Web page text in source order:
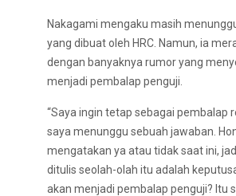
Nakagami mengaku masih
yang dibuat oleh HRC. Namun, ia
dengan banyaknya rumor yang
menjadi pembalap penguji.
“Saya ingin tetap sebagai pembalap
saya menunggu sebuah jawaban.
mengatakan ya atau tidak saat ini,
ditulis seolah-olah itu adalah
akan menjadi pembalap penguji? Itu